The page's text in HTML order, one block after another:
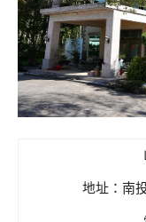
地址：南